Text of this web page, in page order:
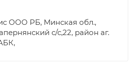
ООО РБ, Минская обл.,
с/с,22, район аг.